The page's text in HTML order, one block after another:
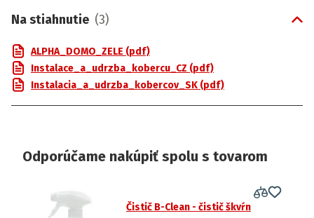
Na stiahnutie (3)
ALPHA_DOMO_ZELE (pdf)
Instalace_a_udrzba_kobercu_CZ (pdf)
Instalacia_a_udrzba_kobercov_SK (pdf)
Odporúčame nakúpiť spolu s tovarom
Čistič B-Clean - čistič škvŕn